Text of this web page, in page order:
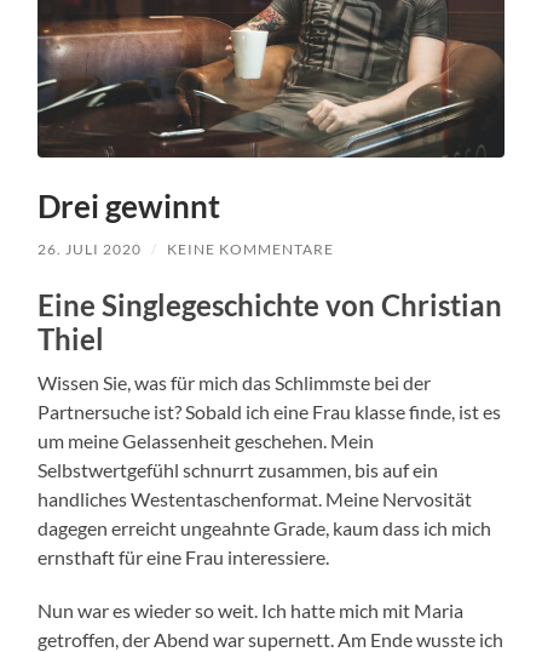
Drei gewinnt
26. JULI 2020 / KEINE KOMMENTARE
Eine Singlegeschichte von Christian
Thiel
Wissen Sie, was für mich das Schlimmste bei der
Partnersuche ist? Sobald ich eine Frau klasse finde, ist es
um meine Gelassenheit geschehen. Mein
Selbstwertgefühl schnurrt zusammen, bis auf ein
handliches Westentaschenformat. Meine Nervosität
dagegen erreicht ungeahnte Grade, kaum dass ich mich
ernsthaft für eine Frau interessiere.
Nun war es wieder so weit. Ich hatte mich mit Maria
getroffen, der Abend war supernett. Am Ende wusste ich